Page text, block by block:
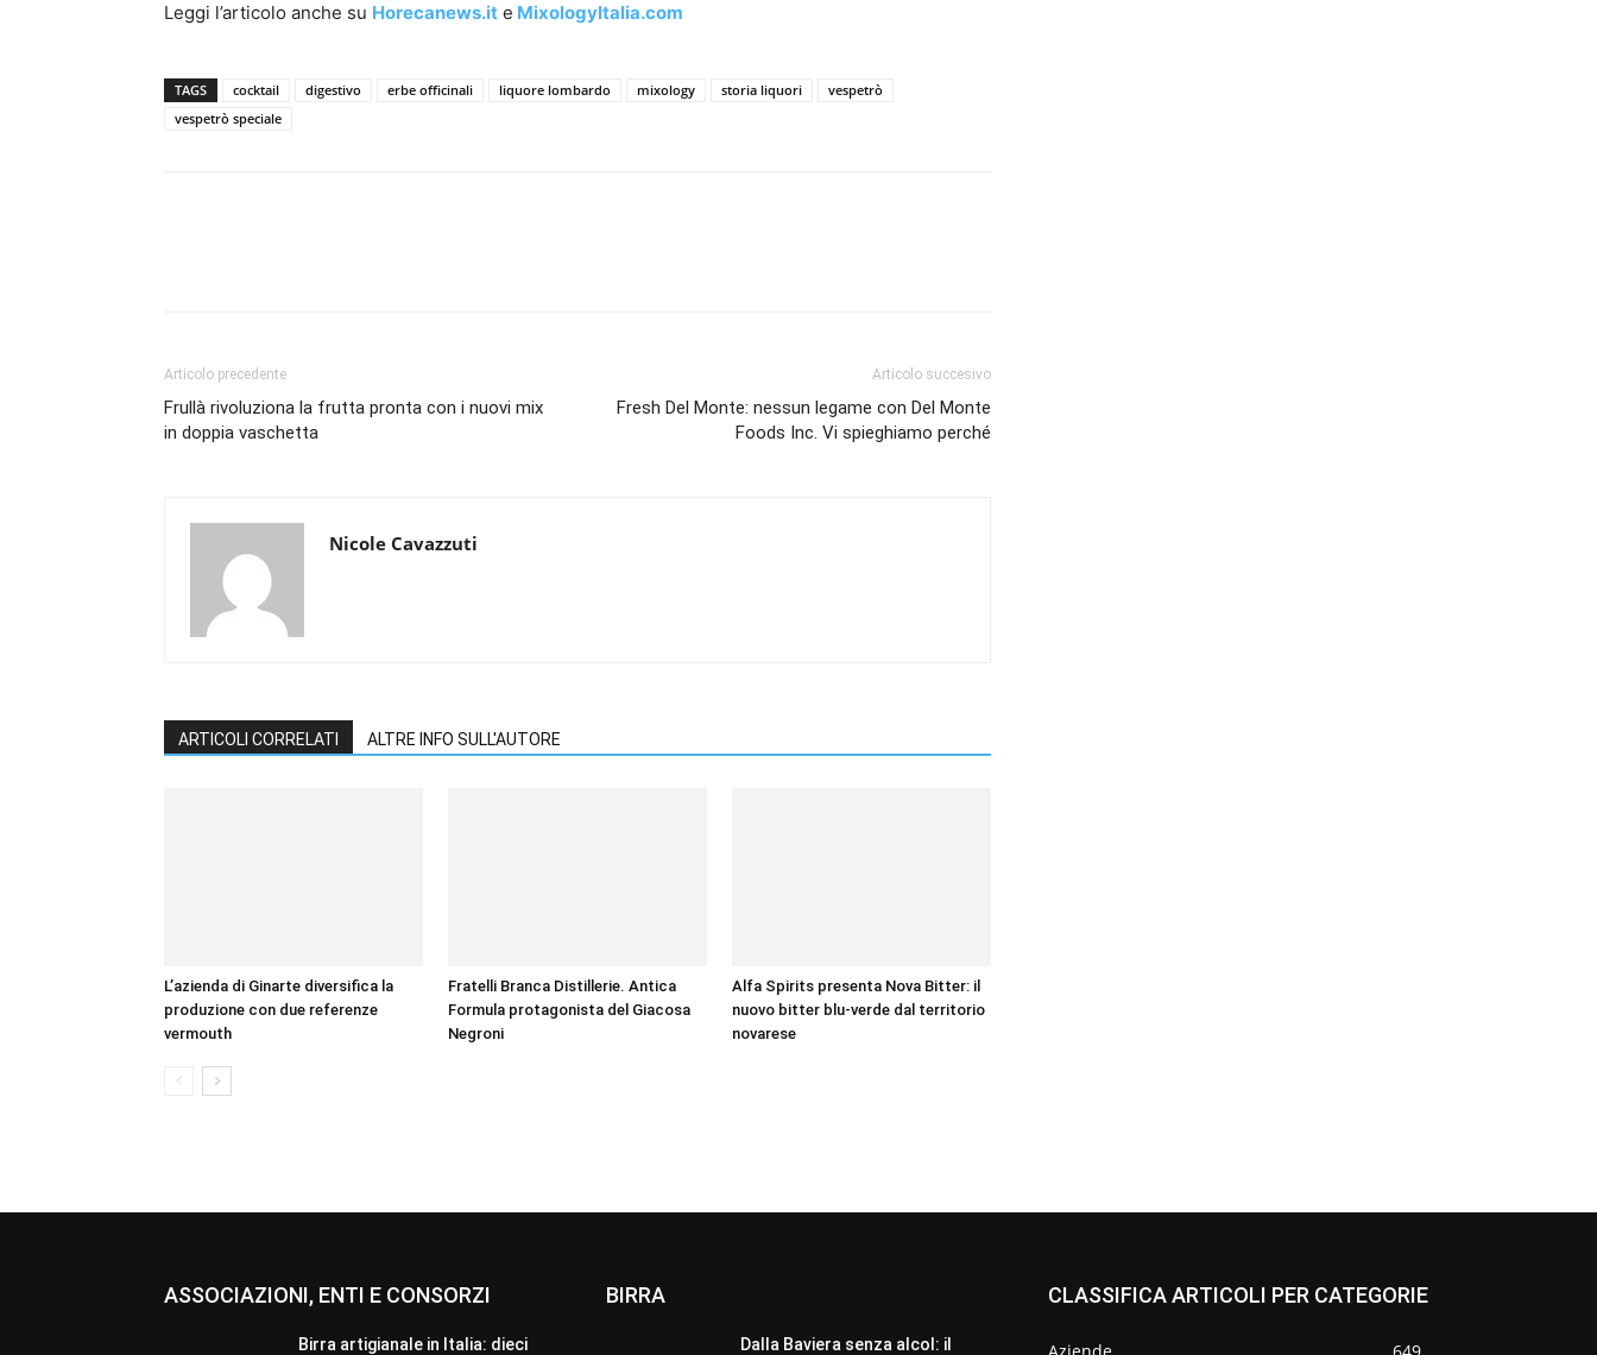
Leggi l’articolo anche su Horecanews.it e MixologyItalia.com
TAGS cocktail digestivo erbe officinali liquore lombardo mixology storia liquori
vespetrò
vespetrò speciale
Articolo precedente
Frullà rivoluziona la frutta pronta con i nuovi mix
in doppia vaschetta
Articolo succesivo
Fresh Del Monte: nessun legame con Del Monte
Foods Inc. Vi spieghiamo perché
Nicole Cavazzuti
ARTICOLI CORRELATI ALTRE INFO SULL'AUTORE
L’azienda di Ginarte diversifica la
produzione con due referenze
vermouth
Fratelli Branca Distillerie. Antica
Formula protagonista del Giacosa
Negroni
Alfa Spirits presenta Nova Bitter: il
nuovo bitter blu-verde dal territorio
novarese
ASSOCIAZIONI, ENTI E CONSORZI
Birra artigianale in Italia: dieci
BIRRA
Dalla Baviera senza alcol: il
CLASSIFICA ARTICOLI PER CATEGORIE